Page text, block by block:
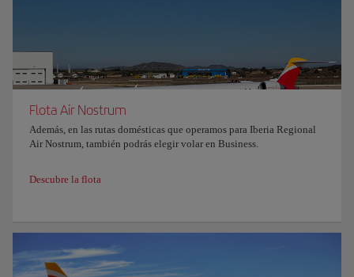
Flota Air Nostrum
Además, en las rutas domésticas que operamos para Iberia Regional
Air Nostrum, también podrás elegir volar en Business.
Descubre la flota